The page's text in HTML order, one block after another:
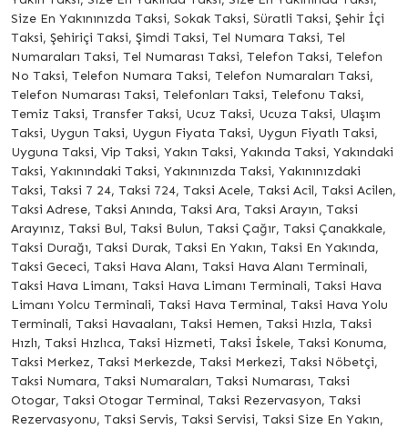
Size En Yakınınızda Taksi, Sokak Taksi, Süratli Taksi, Şehir İçi
Taksi, Şehiriçi Taksi, Şimdi Taksi, Tel Numara Taksi, Tel
Numaraları Taksi, Tel Numarası Taksi, Telefon Taksi, Telefon
No Taksi, Telefon Numara Taksi, Telefon Numaraları Taksi,
Telefon Numarası Taksi, Telefonları Taksi, Telefonu Taksi,
Temiz Taksi, Transfer Taksi, Ucuz Taksi, Ucuza Taksi, Ulaşım
Taksi, Uygun Taksi, Uygun Fiyata Taksi, Uygun Fiyatlı Taksi,
Uyguna Taksi, Vip Taksi, Yakın Taksi, Yakında Taksi, Yakındaki
Taksi, Yakınındaki Taksi, Yakınınızda Taksi, Yakınınızdaki
Taksi, Taksi 7 24, Taksi 724, Taksi Acele, Taksi Acil, Taksi Acilen,
Taksi Adrese, Taksi Anında, Taksi Ara, Taksi Arayın, Taksi
Arayınız, Taksi Bul, Taksi Bulun, Taksi Çağır, Taksi Çanakkale,
Taksi Durağı, Taksi Durak, Taksi En Yakın, Taksi En Yakında,
Taksi Gececi, Taksi Hava Alanı, Taksi Hava Alanı Terminali,
Taksi Hava Limanı, Taksi Hava Limanı Terminali, Taksi Hava
Limanı Yolcu Terminali, Taksi Hava Terminal, Taksi Hava Yolu
Terminali, Taksi Havaalanı, Taksi Hemen, Taksi Hızla, Taksi
Hızlı, Taksi Hızlıca, Taksi Hizmeti, Taksi İskele, Taksi Konuma,
Taksi Merkez, Taksi Merkezde, Taksi Merkezi, Taksi Nöbetçi,
Taksi Numara, Taksi Numaraları, Taksi Numarası, Taksi
Otogar, Taksi Otogar Terminal, Taksi Rezervasyon, Taksi
Rezervasyonu, Taksi Servis, Taksi Servisi, Taksi Size En Yakın,